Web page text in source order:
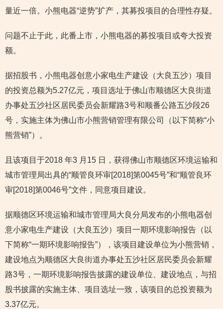
量近一倍。小熊电器“逆势”扩产，其募投项目的合理性存疑。
问题不止于此，此番上市，小熊电器的募投项目或夸大投资
额。
据招股书，小熊电器创意小家电生产建设（大良五沙）项目
的投资总额为5.27亿元，项目选址于佛山市顺德区大良街道
办事处五沙社区居民委员会新耀路3号和顺番公路五沙段26
号，实施主体为佛山市小熊营销管理有限公司（以下简称“小
熊营销”）。
且该项目于2018 年3 月15 日，获得佛山市顺德区环境运输和
城市管理局出具的“顺管良环审[2018]第0045号”和“顺管良环
审[2018]第0046号”文件，同意项目建设。
据顺德区环境运输和城市管理局大良分局发布的小熊电器创
意小家电生产建设（大良五沙）项目一期环境影响报告（以
下简称“一期环境影响报告”），该项目建设单位为小熊营销，
建设地点为顺德区大良街道办事处五沙社区居民委员会新耀
路3号，一期环境影响报告披露的建设单位、建设地点，与招
股书披露的实施主体、项目选址一致，该项目的总投资额为
3.37亿元。